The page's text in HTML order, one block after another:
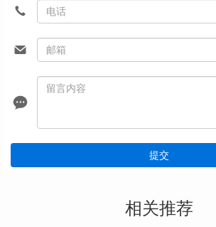
提交
相关推荐